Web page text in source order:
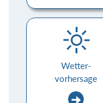
Wetter-
vorhersage